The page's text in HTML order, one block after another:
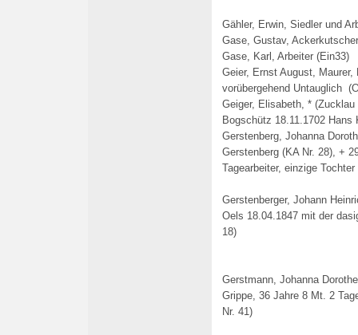
Gähler, Erwin, Siedler und
Gase, Gustav,
Gase, Karl, Arbeiter (Ein33)
Geier, Ernst August, Maurer,
vorübergehend Untauglich
Geiger, Elisabeth, *
Bogschütz 18.11.1702 Hans
Gerstenberg, Johanna
Gerstenberg (KA Nr. 28), +
Tagearbeiter, einzige Tochter
Gerstenberger, Johann
Oels 18.04.1847 mit der
18)
Gerstmann, Johanna
Grippe, 36 Jahre 8 Mt. 2
Nr. 41)